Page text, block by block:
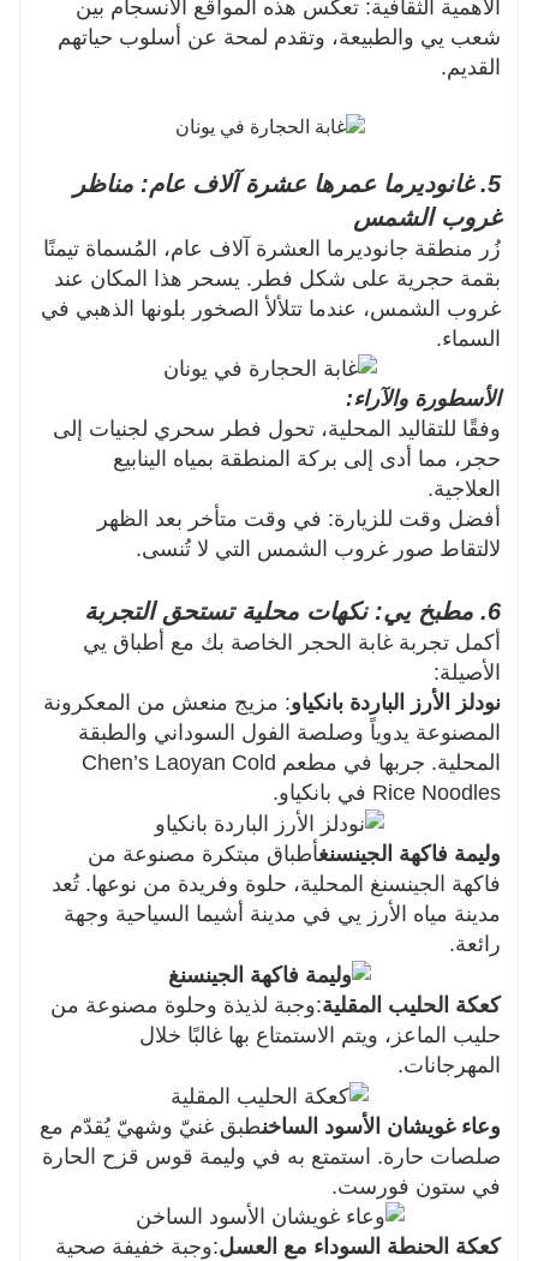
الأهمية الثقافية: تعكس هذه المواقع الانسجام بين
شعب يي والطبيعة، وتقدم لمحة عن أسلوب حياتهم
القديم.
5. غانوديرما عمرها عشرة آلاف عام: مناظر
غروب الشمس
زُر منطقة جانوديرما العشرة آلاف عام، المُسماة تيمنًا
بقمة حجرية على شكل فطر. يسحر هذا المكان عند
غروب الشمس، عندما تتلألأ الصخور بلونها الذهبي في
السماء.
الأسطورة والآراء:
وفقًا للتقاليد المحلية، تحول فطر سحري لجنيات إلى
حجر، مما أدى إلى بركة المنطقة بمياه الينابيع
العلاجية.
أفضل وقت للزيارة: في وقت متأخر بعد الظهر
لالتقاط صور غروب الشمس التي لا تُنسى.
6. مطبخ يي: نكهات محلية تستحق التجربة
أكمل تجربة غابة الحجر الخاصة بك مع أطباق يي
الأصيلة:
نودلز الأرز الباردة بانكياو: مزيج منعش من المعكرونة
المصنوعة يدوياً وصلصة الفول السوداني والطبقة
المحلية. جربها في مطعم Chen’s Laoyan Cold
Rice Noodles في بانكياو.
وليمة فاكهة الجينسنغأطباق مبتكرة مصنوعة من
فاكهة الجينسنغ المحلية، حلوة وفريدة من نوعها. تُعد
مدينة مياه الأرز يي في مدينة أشيما السياحية وجهة
رائعة.
كعكة الحليب المقلية:وجبة لذيذة وحلوة مصنوعة من
حليب الماعز، ويتم الاستمتاع بها غالبًا خلال
المهرجانات.
وعاء غويشان الأسود الساخنطبق غنيّ وشهيّ يُقدّم مع
صلصات حارة. استمتع به في وليمة قوس قزح الحارة
في ستون فورست.
كعكة الحنطة السوداء مع العسل:وجبة خفيفة صحية